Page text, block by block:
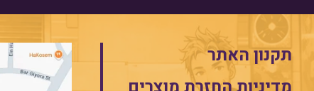
תקנון האתר